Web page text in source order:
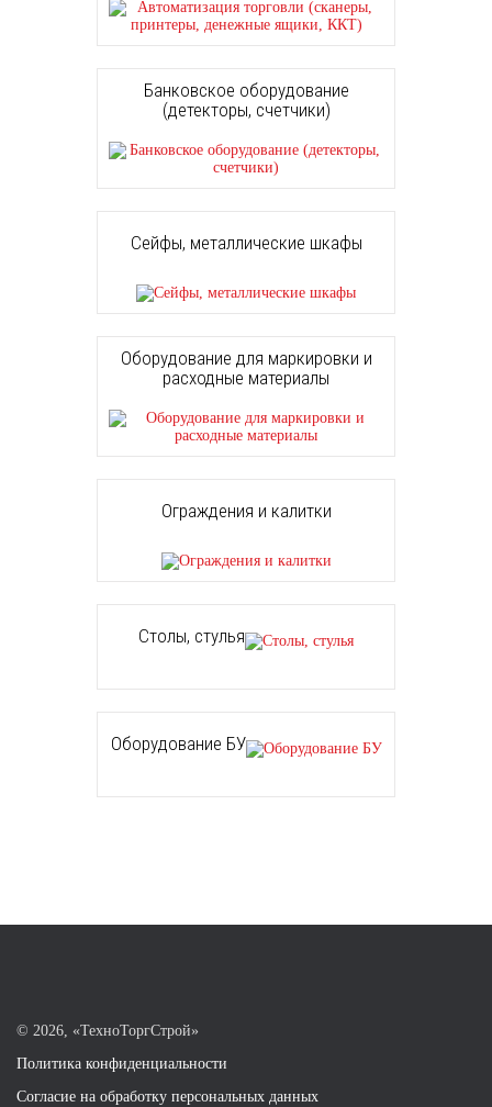
Банковское оборудование
(детекторы, счетчики)
Сейфы, металлические шкафы
Оборудование для маркировки и
расходные материалы
Ограждения и калитки
Столы, стулья
Оборудование БУ
© 2026, «ТехноТоргСтрой»
Политика конфиденциальности
Согласие на обработку персональных данных